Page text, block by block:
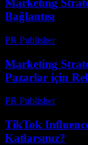
Marketing
Bağlantısı
PR Publisher-
Marketing
Pazarlar için
PR Publisher-
TikTok
Katlarsınız?